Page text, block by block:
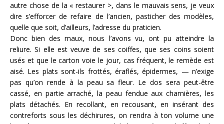
autre chose de la « restaurer >, dans le mauvais sens, je veux
dire s’efforcer de refaire de l’ancien, pasticher des modèles,
quelle que soit, d’ailleurs, l’adresse du praticien.
Donc bien des maux, nous l’avons vu, ont pu atteindre la
reliure. Si elle est veuve de ses coiffes, que ses coins soient
usés et que le carton voie le jour, cas fréquent, le remède est
aisé. Les plats sont-ils frottés, éraflés, épidermes, — n’exige
pas qu’on rende à la peau sa fleur. Le dos sera peut-être
cassé, en partie arraché, la peau fendue aux charnières, les
plats détachés. En recollant, en recousant, en insérant des
contreforts sous les déchirures, on rendra à ton volume une